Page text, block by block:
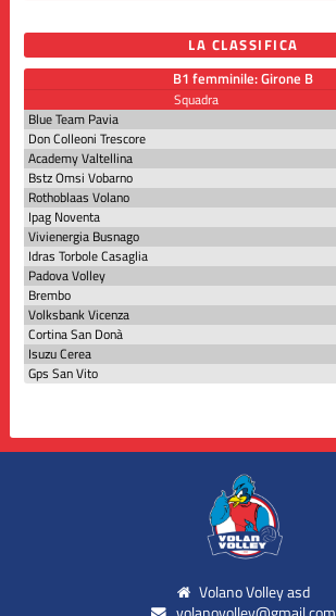
LA CLASSIFICA
B1 femminile: Girone B
Squadra
Blue Team Pavia
Don Colleoni Trescore
Academy Valtellina
Bstz Omsi Vobarno
Rothoblaas Volano
Ipag Noventa
Vivienergia Busnago
Idras Torbole Casaglia
Padova Volley
Brembo
Volksbank Vicenza
Cortina San Donà
Isuzu Cerea
Gps San Vito
Volano Volley asd